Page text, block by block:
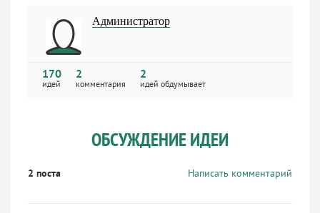
Администратор
170
идей
2
комментария
2
идей обдумывает
ОБСУЖДЕНИЕ ИДЕИ
Написать комментарий
2 поста